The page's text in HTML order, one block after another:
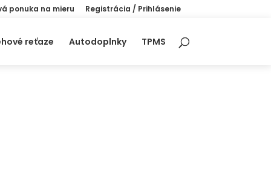
ponuka na mieru Registrácia / Prihlásenie
reťaze Autodoplnky TPMS